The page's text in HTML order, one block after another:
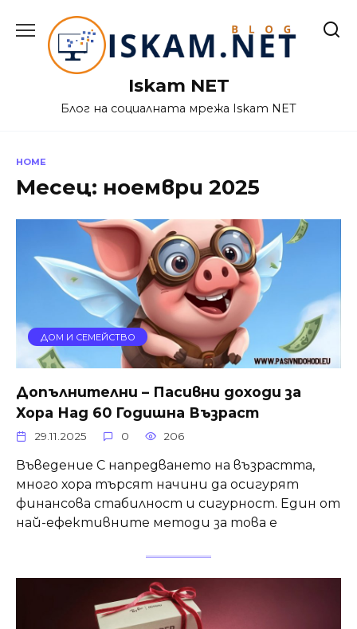
content
Iskam NET
Блог на социалната мрежа Iskam NET
HOME
Месец: ноември 2025
ДОМ И СЕМЕЙСТВО
Допълнителни – Пасивни доходи за
Хора Над 60 Годишна Възраст
29.11.2025 0 206
Въведение С напредването на възрастта,
много хора търсят начини да осигурят
финансова стабилност и сигурност. Един от
най-ефективните методи за това е